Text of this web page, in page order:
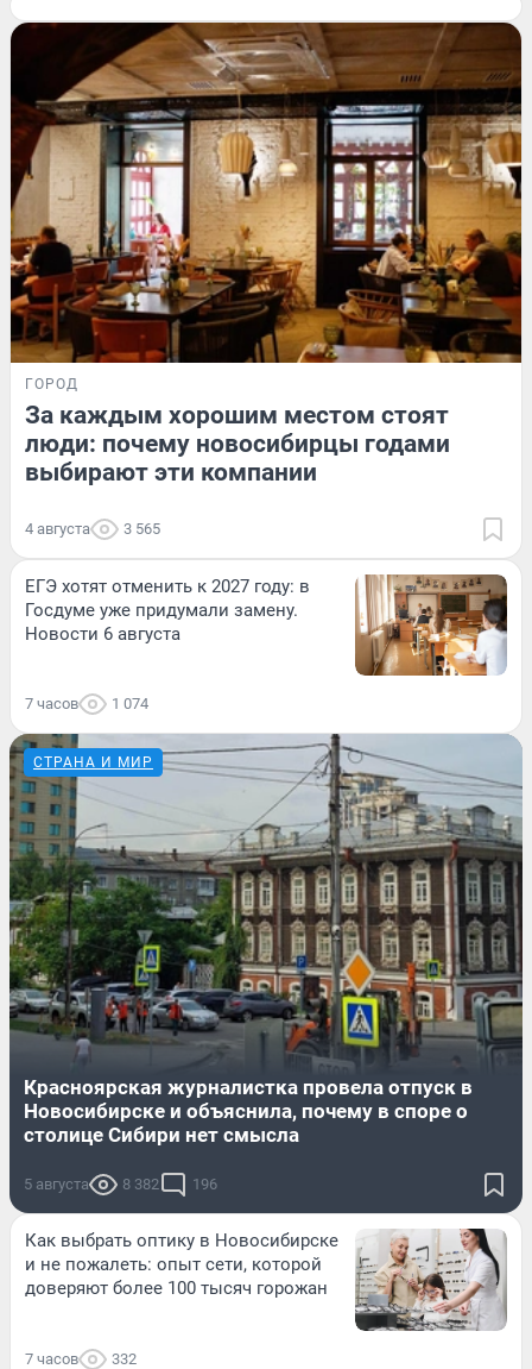
ГОРОД
За каждым хорошим местом стоят
люди: почему новосибирцы годами
выбирают эти компании
4 августа 3 565
ЕГЭ хотят отменить к 2027 году: в
Госдуме уже придумали замену.
Новости 6 августа
7 часов 1 074
СТРАНА И МИР
Красноярская журналистка провела отпуск в
Новосибирске и объяснила, почему в споре о
столице Сибири нет смысла
5 августа 8 382 196
Как выбрать оптику в Новосибирске
и не пожалеть: опыт сети, которой
доверяют более 100 тысяч горожан
7 часов 332